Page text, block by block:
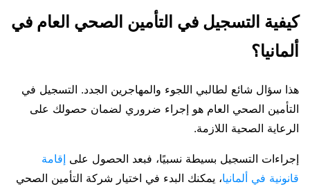
كيفية التسجيل في التأمين الصحي العام في
ألمانيا؟
هذا سؤال شائع لطالبي اللجوء والمهاجرين الجدد. التسجيل في
التأمين الصحي العام هو إجراء ضروري لضمان حصولك على
الرعاية الصحية اللازمة.
إجراءات التسجيل بسيطة نسبيًا، فبعد الحصول على إقامة
قانونية في ألمانيا، يمكنك البدء في اختيار شركة التأمين الصحي